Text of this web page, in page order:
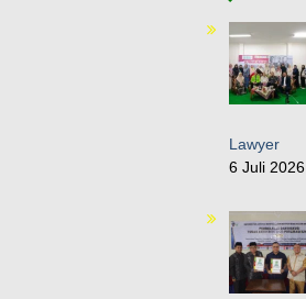
Lawyer
6 Juli 2026